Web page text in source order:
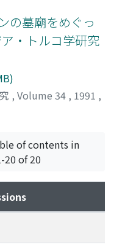
の墓廟をめぐっ
・トルコ学研究
, Volume 34 , 1991 ,
of contents in
20 of 20